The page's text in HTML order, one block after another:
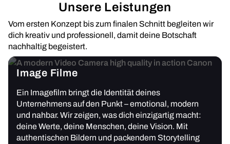
Unsere Leistungen
Vom ersten Konzept bis zum finalen Schnitt begleiten wir
dich kreativ und professionell, damit deine Botschaft
nachhaltig begeistert.
Image Filme
Ein Imagefilm bringt die Identität deines
Unternehmens auf den Punkt – emotional, modern
und nahbar. Wir zeigen, was dich einzigartig macht:
deine Werte, deine Menschen, deine Vision. Mit
authentischen Bildern und packendem Storytelling